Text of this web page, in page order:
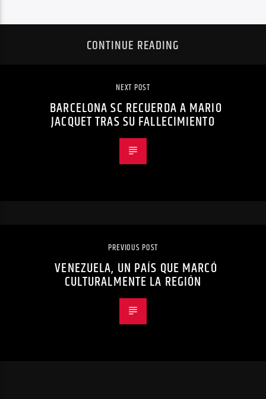
CONTINUE READING
NEXT POST
BARCELONA SC RECUERDA A MARIO
JACQUET TRAS SU FALLECIMIENTO
PREVIOUS POST
VENEZUELA, UN PAÍS QUE MARCÓ
CULTURALMENTE LA REGIÓN